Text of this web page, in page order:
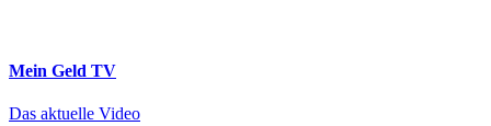
Mein Geld TV
Das aktuelle Video